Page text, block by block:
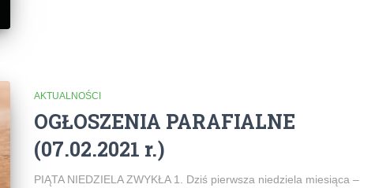
AKTUALNOŚCI
OGŁOSZENIA PARAFIALNE
(07.02.2021 r.)
PIĄTA NIEDZIELA ZWYKŁA 1. Dziś pierwsza niedziela miesiąca –